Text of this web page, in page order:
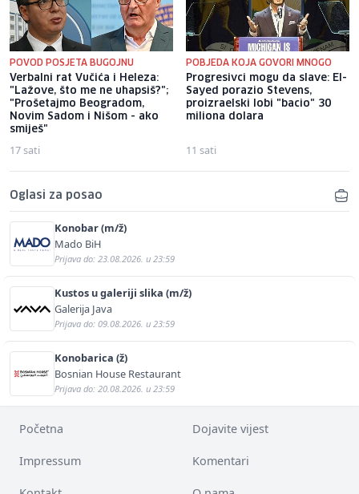
POVOD POSJETA BUGOJNU
Verbalni rat Vučića i Heleza:
"Lažove, što me ne uhapsiš?";
"Prošetajmo Beogradom,
Novim Sadom i Nišom - ako
smiješ"
17 sati
POBJEDA KOJA GOVORI MNOGO
Progresivci mogu da slave: El-
Sayed porazio Stevens,
proizraelski lobi "bacio" 30
miliona dolara
11 sati
Oglasi za posao
Konobar (m/ž)
Mado BiH
Prijava do: 23.08.2026. u 23:59
Kustos u galeriji slika (m/ž)
Galerija Java
Prijava do: 09.08.2026. u 23:59
Konobarica (ž)
Bosnian House Restaurant
Prijava do: 20.08.2026. u 23:59
Početna Dojavite vijest
Impressum Komentari